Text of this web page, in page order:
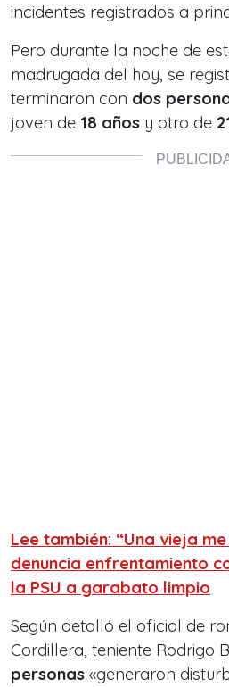
incidentes registrados a
Pero durante la noche de
madrugada del hoy, se
terminaron con dos
joven de 18 años y otro de
Lee también: “Una vieja
denuncia enfrentamiento
la PSU a garabato limpio
Según detalló el oficial de
Cordillera, teniente Rodrigo
personas «generaron